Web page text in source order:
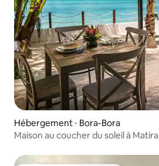
Hébergement ⋅ Bora-Bora
Maison au coucher du soleil à Matira